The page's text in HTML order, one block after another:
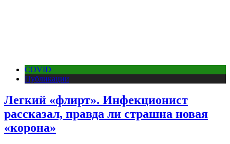
COVID
Публикации
Легкий «флирт». Инфекционист
рассказал, правда ли страшна новая
«корона»